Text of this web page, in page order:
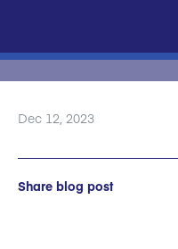
Dec 12, 2023
Share blog post